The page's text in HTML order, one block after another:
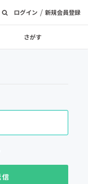
ログイン / 新規会員登録
さがす